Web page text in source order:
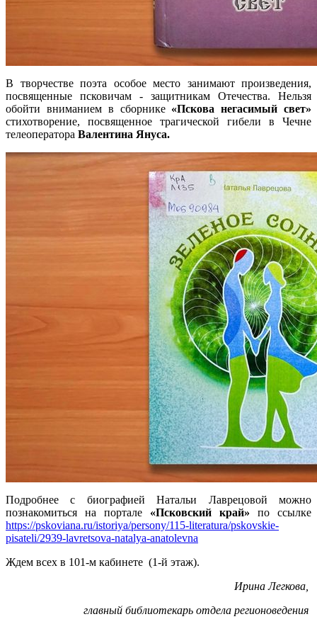
В творчестве поэта особое место занимают произведения,
посвященные псковичам - защитникам Отечества. Нельзя
обойти вниманием в сборнике «Пскова негасимый свет»
стихотворение, посвященное трагической гибели в Чечне
телеоператора Валентина Януса.
Подробнее с биографией Натальи Лаврецовой можно
познакомиться на портале «Псковский край» по ссылке
https://pskoviana.ru/istoriya/persony/115-literatura/pskovskie-
pisateli/2939-lavretsova-natalya-anatolevna
Ждем всех в 101-м кабинете (1-й этаж).
Ирина Легкова,
главный библиотекарь отдела регионоведения